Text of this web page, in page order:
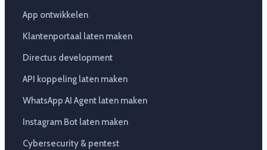
App ontwikkelen
Klantenportaal laten maken
Directus development
API koppeling laten maken
WhatsApp AI Agent laten maken
Instagram Bot laten maken
Cybersecurity & pentest